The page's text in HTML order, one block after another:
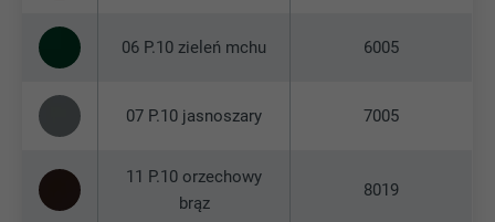
06 P.10 zieleń mchu 6005
07 P.10 jasnoszary 7005
11 P.10 orzechowy
brąz
8019